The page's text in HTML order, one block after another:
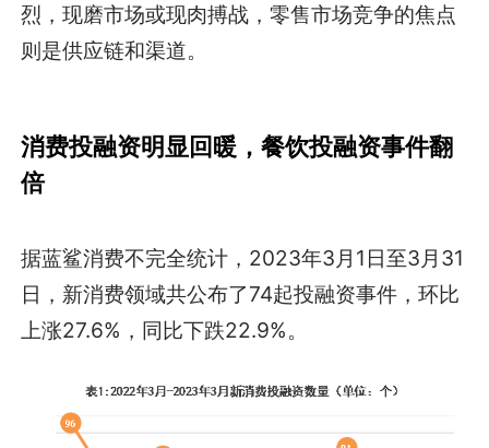
烈，现磨市场或现肉搏战，零售市场竞争的焦点
则是供应链和渠道。
消费投融资明显回暖，餐饮投融资事件翻
倍
据蓝鲨消费不完全统计，2023年3月1日至3月31
日，新消费领域共公布了74起投融资事件，环比
上涨27.6%，同比下跌22.9%。